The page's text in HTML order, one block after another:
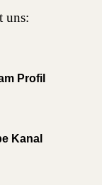
uns:
Profil
Kanal